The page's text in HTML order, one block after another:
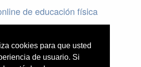
cookies para que usted
de usuario. Si
de educación física
en educación física